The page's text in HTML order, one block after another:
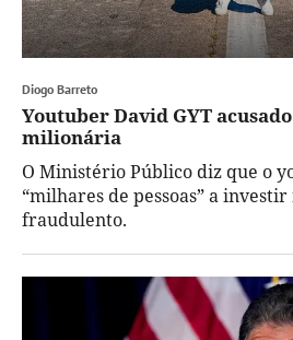
Diogo Barreto
Youtuber David GYT
milionária
O Ministério Público diz que o
“milhares de pessoas” a
fraudulento.